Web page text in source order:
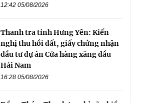
12:42 05/08/2026
Thanh tra tỉnh Hưng Yên: Kiến
nghị thu hồi đất, giấy chứng nhận
đầu tư dự án Cửa hàng xăng dầu
Hải Nam
16:28 05/08/2026